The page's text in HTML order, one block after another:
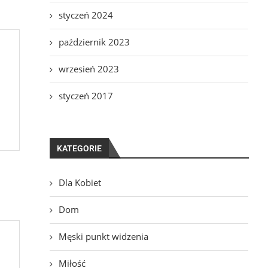
styczeń 2024
październik 2023
wrzesień 2023
styczeń 2017
KATEGORIE
Dla Kobiet
Dom
Męski punkt widzenia
Miłość